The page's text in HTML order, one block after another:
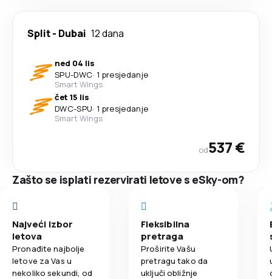
Split- Dubai 12 dana
ned 04 lis
SPU-DWC· 1 presjedanje
Smart Wings
čet 15 lis
DWC-SPU· 1 presjedanje
Smart Wings
od537 €
Zašto se isplati rezervirati letove s eSky-om?
Najveći izbor
letova
Pronađite najbolje
letove za Vas u
nekoliko sekundi, od
Fleksibilna
pretraga
Proširite Vašu
pretragu tako da
uključi obližnje